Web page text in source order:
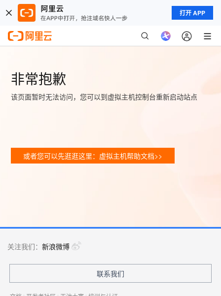
打开 APP
非常抱歉
该页面暂时无法访问，您可以到虚拟主机控制台重新启动站点
或者您可以先逛逛这里：虚拟主机帮助文档>>